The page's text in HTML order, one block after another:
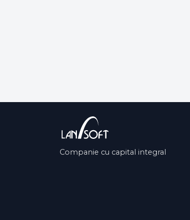
Companie cu capital integral